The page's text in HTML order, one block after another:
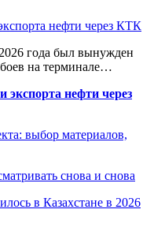
нефти через КТК
года был вынужден
на терминале…
экспорта нефти через
выбор материалов,
снова и снова
в Казахстане в 2026